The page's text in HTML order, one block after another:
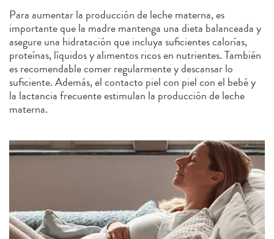
Para aumentar la producción de leche materna, es
importante que la madre mantenga una dieta balanceada y
asegure una hidratación que incluya suficientes calorías,
proteínas, líquidos y alimentos ricos en nutrientes. También
es recomendable comer regularmente y descansar lo
suficiente. Además, el contacto piel con piel con el bebé y
la lactancia frecuente estimulan la producción de leche
materna.